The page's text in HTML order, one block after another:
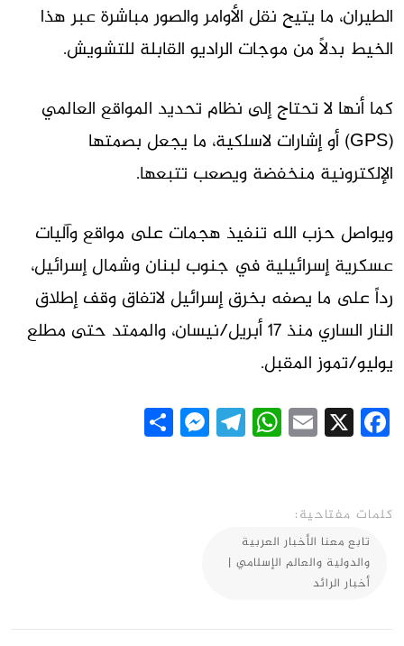
الطيران، ما يتيح نقل الأوامر والصور مباشرة عبر هذا
الخيط بدلاً من موجات الراديو القابلة للتشويش.
كما أنها لا تحتاج إلى نظام تحديد المواقع العالمي
(GPS) أو إشارات لاسلكية، ما يجعل بصمتها
الإلكترونية منخفضة ويصعب تتبعها.
ويواصل حزب الله تنفيذ هجمات على مواقع وآليات
عسكرية إسرائيلية في جنوب لبنان وشمال إسرائيل،
رداً على ما يصفه بخرق إسرائيل لاتفاق وقف إطلاق
النار الساري منذ 17 أبريل/نيسان، والممتد حتى مطلع
يوليو/تموز المقبل.
Facebook
X
Email
WhatsApp
Telegram
Messenger
كلمات مفتاحية:
تابع معنا الأخبار العربية
والدولية والعالم الإسلامي |
أخبار الرائد